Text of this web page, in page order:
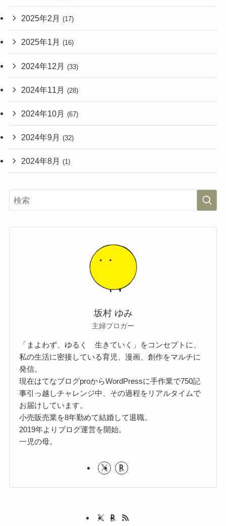
2025年2月 (17)
2025年1月 (16)
2024年12月 (33)
2024年11月 (28)
2024年10月 (67)
2024年9月 (32)
2024年8月 (1)
坂村 ゆみ
主婦ブロガー
「まよわず、ゆるく 生きていく」をコンセプトに、
私の生活に密接している育児、漫画、創作をマルチに
発信。
現在はてなブログproからWordPressに手作業で750記
事引っ越しチャレンジ中、その過程をリアルタイムで
お届けしています。
小売販売業を8年勤めて結婚して退職。
2019年よりブログ運営を開始。
一児の母。